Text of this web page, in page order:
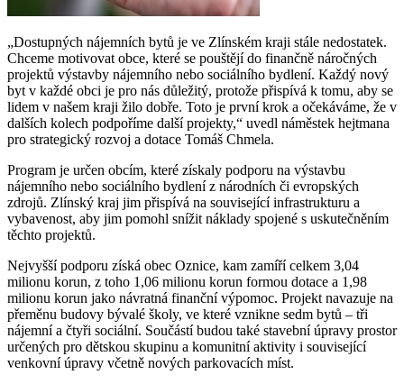
„Dostupných nájemních bytů je ve Zlínském kraji stále nedostatek.
Chceme motivovat obce, které se pouštějí do finančně náročných
projektů výstavby nájemního nebo sociálního bydlení. Každý nový
byt v každé obci je pro nás důležitý, protože přispívá k tomu, aby se
lidem v našem kraji žilo dobře. Toto je první krok a očekáváme, že v
dalších kolech podpoříme další projekty,“ uvedl náměstek hejtmana
pro strategický rozvoj a dotace Tomáš Chmela.
Program je určen obcím, které získaly podporu na výstavbu
nájemního nebo sociálního bydlení z národních či evropských
zdrojů. Zlínský kraj jim přispívá na související infrastrukturu a
vybavenost, aby jim pomohl snížit náklady spojené s uskutečněním
těchto projektů.
Nejvyšší podporu získá obec Oznice, kam zamíří celkem 3,04
milionu korun, z toho 1,06 milionu korun formou dotace a 1,98
milionu korun jako návratná finanční výpomoc. Projekt navazuje na
přeměnu budovy bývalé školy, ve které vznikne sedm bytů – tři
nájemní a čtyři sociální. Součástí budou také stavební úpravy prostor
určených pro dětskou skupinu a komunitní aktivity i související
venkovní úpravy včetně nových parkovacích míst.